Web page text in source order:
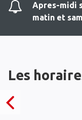
Apres-midi
matin et
Les